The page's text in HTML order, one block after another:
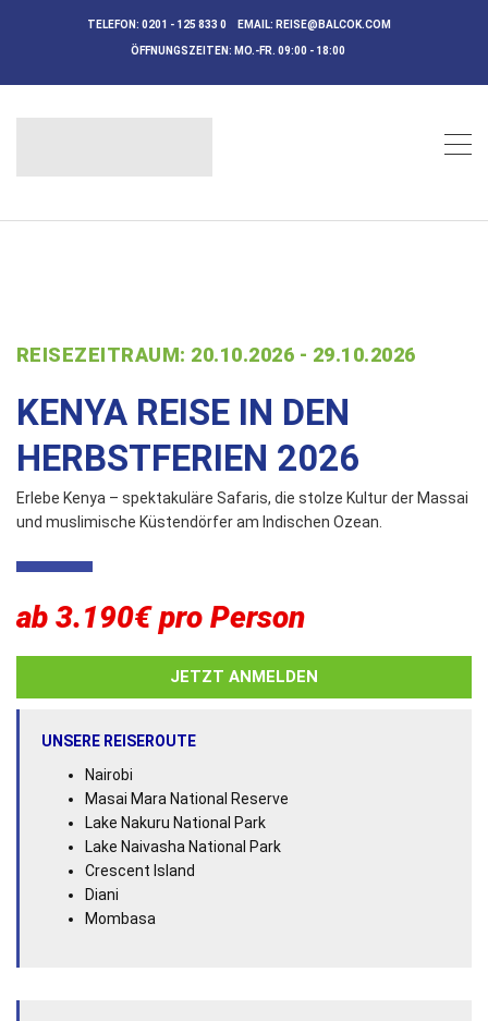
TELEFON: 0201 - 125 833 0 EMAIL: REISE@BALCOK.COM
ÖFFNUNGSZEITEN: MO.-FR. 09:00 - 18:00
REISEZEITRAUM: 20.10.2026 - 29.10.2026
KENYA REISE IN DEN
HERBSTFERIEN 2026
Erlebe Kenya – spektakuläre Safaris, die stolze Kultur der Massai
und muslimische Küstendörfer am Indischen Ozean.
ab 3.190€pro Person
JETZT ANMELDEN
UNSERE REISEROUTE
Nairobi
Masai Mara National Reserve
Lake Nakuru National Park
Lake Naivasha National Park
Crescent Island
Diani
Mombasa